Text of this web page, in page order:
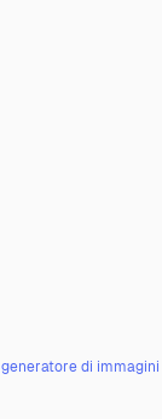
generatore di immagini